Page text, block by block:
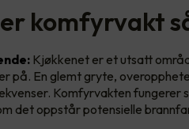
komfyrvakt
Kjøkkenet er et utsatt
på. En glemt gryte,
Komfyrvakten fungerer
det oppstår potensielle